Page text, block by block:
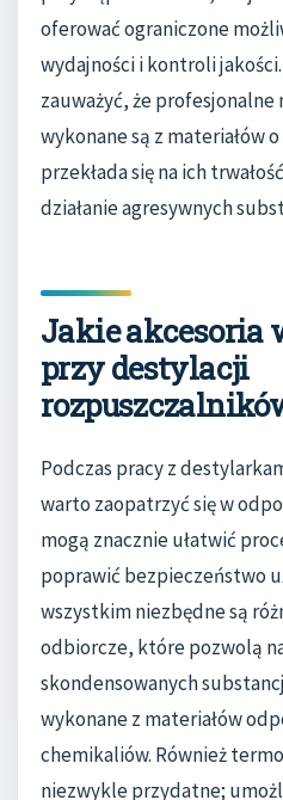
oferować ograniczone
wydajności i kontroli
zauważyć, że profesjonalne
wykonane są z materiałów
przekłada się na ich
działanie agresywnych
Jakie akcesoria
przy destylacji
Podczas pracy z
warto zaopatrzyć się w
mogą znacznie ułatwić
poprawić bezpieczeństwo
wszystkim niezbędne są
odbiorcze, które pozwolą
skondensowanych
wykonane z materiałów
chemikaliów. Również
niezwykle przydatne;